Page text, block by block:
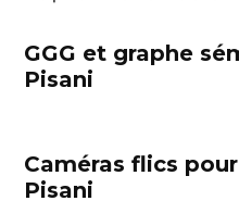
GGG et graphe
Pisani
Caméras flics
Pisani